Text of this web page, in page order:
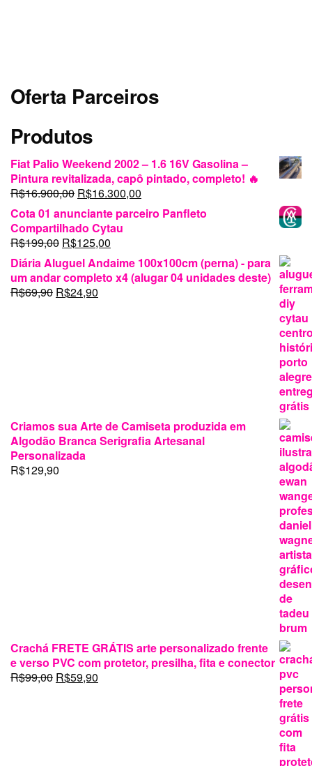
Oferta Parceiros
Produtos
Fiat Palio Weekend 2002 – 1.6 16V Gasolina –
Pintura revitalizada, capô pintado, completo! 🔥
R$16.900,00 O
preço
original
era:
R$16.900,00.
R$16.300,00O
preço
atual
Cota 01 anunciante parceiro Panfleto
Compartilhado Cytau
R$199,00 O
preço
original
era:
R$199,00.
R$125,00O
preço
atual
é:
Diária Aluguel Andaime 100x100cm (perna) - para
um andar completo x4 (alugar 04 unidades deste)
R$69,90 O
R$24,90O
Criamos sua Arte de Camiseta produzida em
Algodão Branca Serigrafia Artesanal
Personalizada
R$129,90
Crachá FRETE GRÁTIS arte personalizado frente
e verso PVC com protetor, presilha, fita e conector
R$99,00 O
R$59,90O